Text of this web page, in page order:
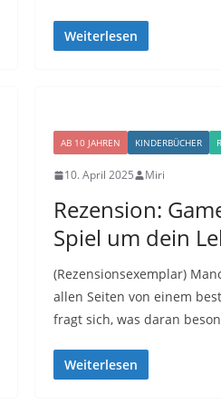
Weiterlesen
AB 10 JAHREN KINDERBÜCHER
10. April 2025 Miri
Rezension:
Spiel um dein
(Rezensionsexemplar)
allen Seiten von einem
fragt sich, was daran
Weiterlesen